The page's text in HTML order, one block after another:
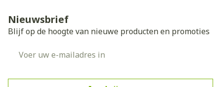
Nieuwsbrief
Blijf op de hoogte van nieuwe producten en promoties